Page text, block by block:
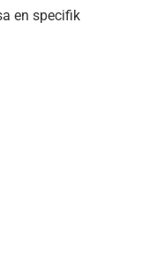
en specifik